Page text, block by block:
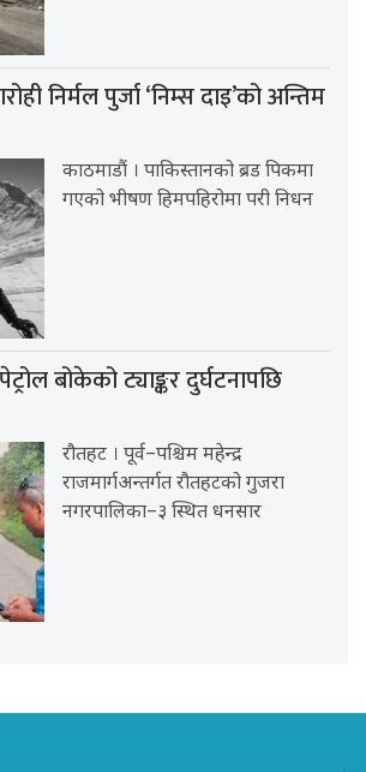
निर्मल पुर्जा ‘निम्स दाइ’को अन्तिम
काठमाडौं । पाकिस्तानको ब्रड पिकमा
गएको भीषण हिमपहिरोमा परी निधन
बोकेको ट्याङ्कर दुर्घटनापछि
रौतहट । पूर्व–पश्चिम महेन्द्र
राजमार्गअन्तर्गत रौतहटको गुजरा
नगरपालिका–३ स्थित धनसार